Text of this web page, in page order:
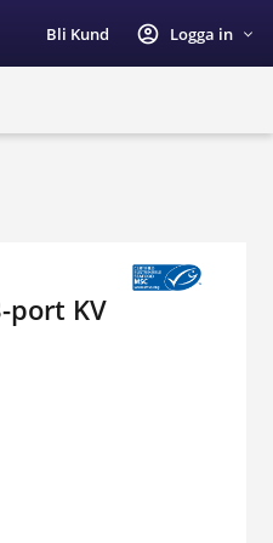
Bli Kund account_circle Logga in
port KV